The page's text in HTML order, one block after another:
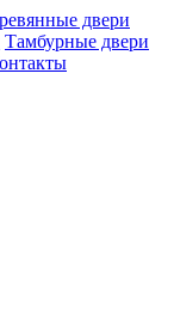
двери
Тамбурные двери